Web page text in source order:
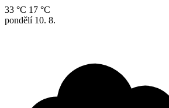
33 °C 17 °C
pondělí 10. 8.